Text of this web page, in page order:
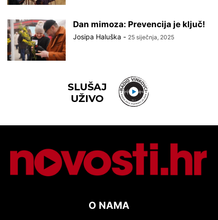
Dan mimoza: Prevencija je ključ!
Josipa Haluška - 25 siječnja, 2025
O NAMA